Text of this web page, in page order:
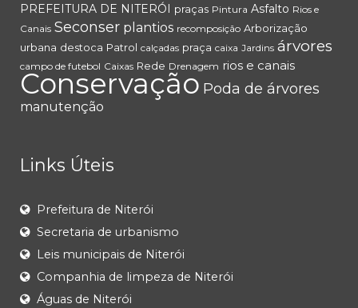
PREFEITURA DE NITERÓI praças Pintura Asfalto Rios e
Canais Seconser plantios recomposição Arborização
urbana destoca Patrol calçadas praça caixa Jardins árvores
campo de futebol Caixas Rede Drenagem rios e canais
Conservação Poda de árvores
manutenção
Links Úteis
Prefeitura de Niterói
Secretaria de urbanismo
Leis municipais de Niterói
Companhia de limpeza de Niterói
Águas de Niterói